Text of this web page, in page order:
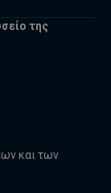
της
και των